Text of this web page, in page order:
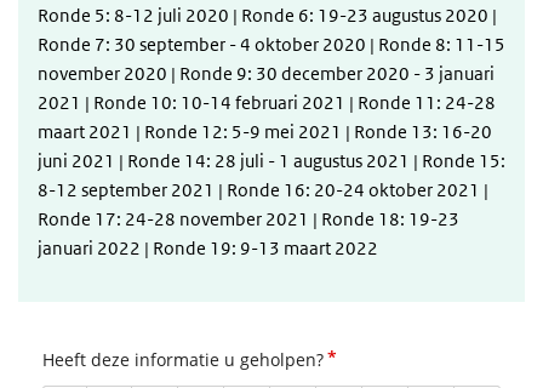
Ronde 5: 8-12 juli 2020 | Ronde 6: 19-23 augustus 2020 |
Ronde 7: 30 september - 4 oktober 2020 | Ronde 8: 11-15
november 2020 | Ronde 9: 30 december 2020 - 3 januari
2021 | Ronde 10: 10-14 februari 2021 | Ronde 11: 24-28
maart 2021 | Ronde 12: 5-9 mei 2021 | Ronde 13: 16-20
juni 2021 | Ronde 14: 28 juli - 1 augustus 2021 | Ronde 15:
8-12 september 2021 | Ronde 16: 20-24 oktober 2021 |
Ronde 17: 24-28 november 2021 | Ronde 18: 19-23
januari 2022 | Ronde 19: 9-13 maart 2022
Heeft deze informatie u geholpen?*